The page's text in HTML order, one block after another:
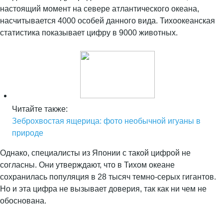
настоящий момент на севере атлантического океана,
насчитывается 4000 особей данного вида. Тихоокеанская
статистика показывает цифру в 9000 животных.
Читайте также:
Зеброхвостая ящерица: фото необычной игуаны в
природе
Однако, специалисты из Японии с такой цифрой не
согласны. Они утверждают, что в Тихом океане
сохранилась популяция в 28 тысяч темно-серых гигантов.
Но и эта цифра не вызывает доверия, так как ни чем не
обоснована.